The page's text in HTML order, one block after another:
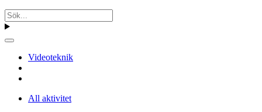
Videoteknik
All aktivitet